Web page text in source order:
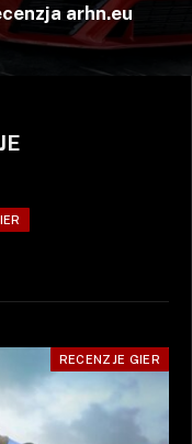
arhn.eu
RECENZJE GIER